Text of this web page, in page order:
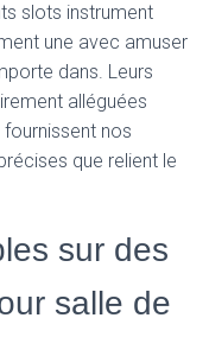
slots instrument
une avec amuser
dans. Leurs
alléguées
nos
que relient le
sur des
salle de